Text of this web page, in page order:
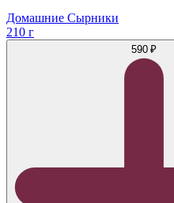
Домашние Сырники
210 г
590 ₽